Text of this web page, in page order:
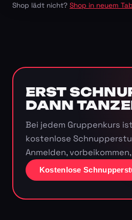
Shop lädt nicht? Shop in neuem
ERST
DANN
Bei jedem Gruppenkurs
kostenlose
Anmelden,
Kostenlose